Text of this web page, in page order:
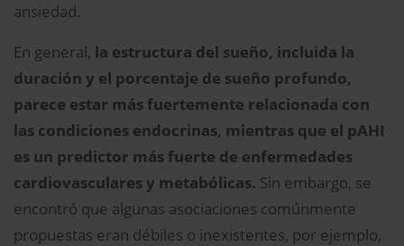
ansiedad.
En general, la estructura del sueño, incluida la
duración y el porcentaje de sueño profundo,
parece estar más fuertemente relacionada con
las condiciones endocrinas, mientras que el pAHI
es un predictor más fuerte de enfermedades
cardiovasculares y metabólicas. Sin embargo, se
encontró que algunas asociaciones comúnmente
propuestas eran débiles o inexistentes, por ejemplo,